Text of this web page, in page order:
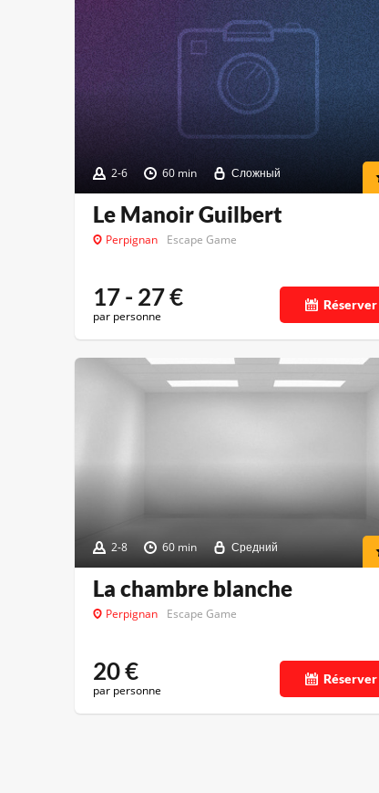
2-6 60 min Сложный
Le Manoir Guilbert
Perpignan Escape Game
17 - 27€
par personne
Réserver
2-8 60 min Средний
La chambre blanche
Perpignan Escape Game
20€
par personne
Réserver